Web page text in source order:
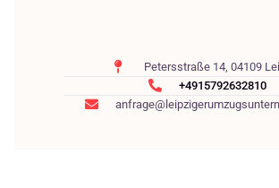
Petersstraße 14, 04109
+4915792632810